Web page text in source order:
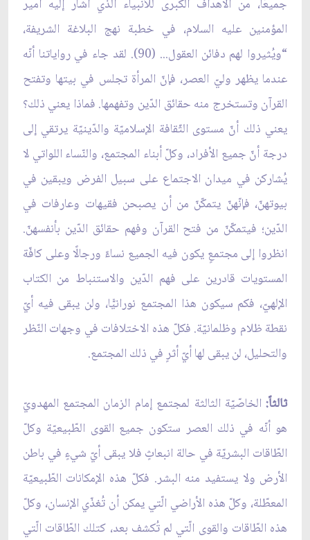
جميعًا، من الأهداف الكبرى للأنبياء الّذي أشار إليه أمير
المؤمنين عليه السلام، في خطبة نهج البلاغة الشريفة،
“ويُثيروا لهم دفائن العقول... (90). لقد جاء في رواياتنا أنّه
عندما يظهر وليّ العصر، فإنّ المرأة تجلس في بيتها وتفتح
القرآن وتستخرج منه حقائق الدّين وتفهمها. فماذا يعني ذلك؟
يعني ذلك أنّ مستوى الثّقافة الإسلاميّة والدّينيّة يرتقي إلى
درجة أنّ جميع الأفراد، وكلّ أبناء المجتمع، والنّساء اللواتي لا
يُشاركن في ميدان الاجتماع على سبيل الفرض ويبقين في
بيوتهنّ، فإنّهنّ يتمكّنّ من أن يصبحن فقيهات وعارفات في
الدّين؛ فيتمكّنّ من فتح القرآن وفهم حقائق الدّين بأنفسهنّ.
انظروا إلى مجتمعٍ يكون فيه الجميع نساءً ورجالًا وعلى كافّة
المستويات قادرين على فهم الدّين والاستنباط من الكتاب
الإلهيّ، فكم سيكون هذا المجتمع نورانيًّا، ولن يبقى فيه أيّ
نقطة ظلام وظلمانيّة. فكلّ هذه الاختلافات في وجهات النّظر
والتحليل، لن يبقى لها أيّ أثرٍ في ذلك المجتمع.
ثالثاً:الخاصّيّة الثالثة لمجتمع إمام الزمان المجتمع المهدويّ
هو أنّه في ذلك العصر ستكون جميع القوى الطّبيعيّة وكلّ
الطّاقات البشريّة في حالة انبعاثٍ فلا يبقى أيّ شيءٍ في باطن
الأرض ولا يستفيد منه البشر. فكلّ هذه الإمكانات الطّبيعيّة
المعطّلة، وكلّ هذه الأراضي الّتي يمكن أن تُغذّي الإنسان، وكلّ
هذه الطّاقات والقوى الّتي لم تُكشف بعد، كتلك الطّاقات الّتي